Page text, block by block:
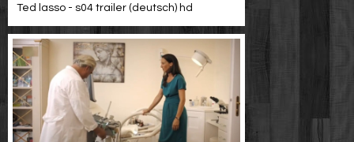
Ted lasso - s04 trailer (deutsch) hd